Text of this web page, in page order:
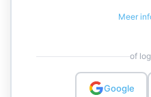
Meer
of
Google